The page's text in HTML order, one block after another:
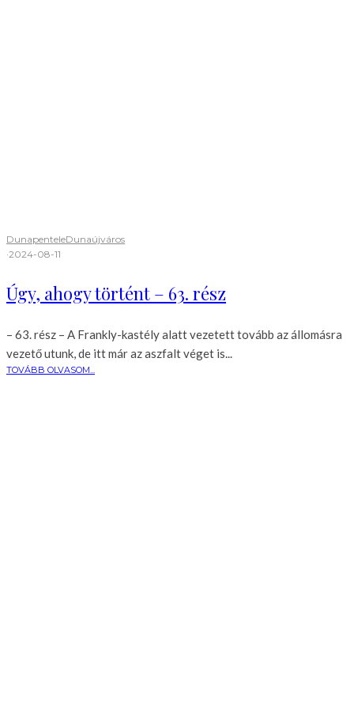
DunapenteleDunaújváros
·2024-08-11
Úgy, ahogy történt – 63. rész
– 63. rész – A Frankly-kastély alatt vezetett tovább az állomásra
vezető utunk, de itt már az aszfalt véget is...
TOVÁBB OLVASOM...